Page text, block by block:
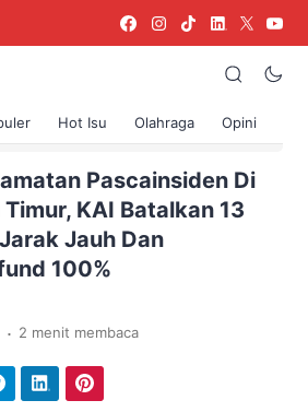
Hot Isu Olahraga Opini
Pascainsiden Di
KAI Batalkan 13
Jauh Dan
100%
. 2 menit membaca